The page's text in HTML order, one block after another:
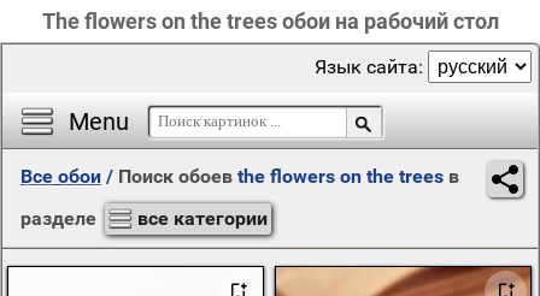
The flowers on the trees обои на рабочий стол
Menu
Язык сайта:
Все обои / Поиск обоев the flowers on the trees в
разделе
все категории